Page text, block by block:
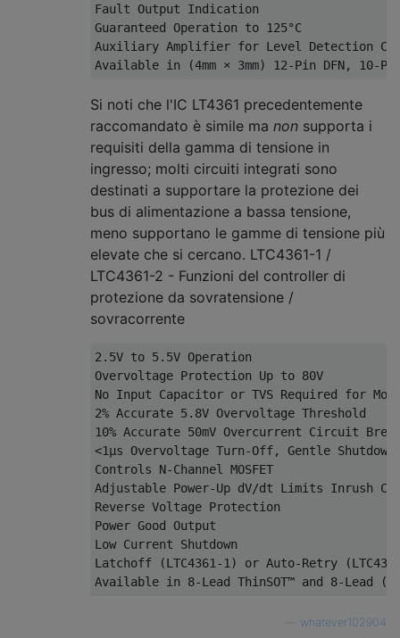
Fault Output Indication
Guaranteed Operation to 125°C
Auxiliary Amplifier for Level Detection
Si noti che l'IC LT4361 precedentemente
raccomandato è simile ma non supporta i
requisiti della gamma di tensione in
ingresso; molti circuiti integrati sono
destinati a supportare la protezione dei
bus di alimentazione a bassa tensione,
meno supportano le gamme di tensione più
elevate che si cercano. LTC4361-1 /
LTC4361-2 - Funzioni del controller di
protezione da sovratensione /
sovracorrente
2.5V to 5.5V Operation
Overvoltage Protection Up to 80V
No Input Capacitor or TVS Required for
2% Accurate 5.8V Overvoltage Threshold
10% Accurate 50mV Overcurrent Circuit
<1μs Overvoltage Turn-Off, Gentle Shutdown
Controls N-Channel MOSFET
Adjustable Power-Up dV/dt Limits Inrush
Reverse Voltage Protection
Power Good Output
Low Current Shutdown
Latchoff (LTC4361-1) or Auto-Retry
whatever102904